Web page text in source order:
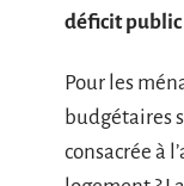
déficit public
Pour les
budgétaires
consacrée à